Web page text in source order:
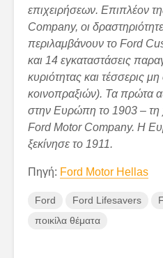
επιχειρήσεων. Επιπλέον
Company, οι
περιλαμβάνουν το Ford
και 14 εγκαταστάσεις
κυριότητας και τέσσερις
κοινοπραξιών). Τα πρώτα
στην Ευρώπη το 1903 – τη
Ford Motor Company. Η
ξεκίνησε το 1911.
Πηγή: Ford Motor Hellas
Ford Ford Lifesavers
ποικίλα θέματα